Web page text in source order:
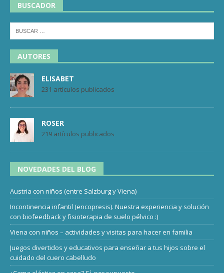
BUSCADOR
AUTORES
ELISABET
231 artículos publicados
ROSER
219 artículos publicados
NOVEDADES DEL BLOG
Austria con niños (entre Salzburg y Viena)
Incontinencia infantil (encopresis). Nuestra experiencia y solución
con biofeedback y fisioterapia de suelo pélvico :)
Viena con niños – actividades y visitas para hacer en familia
Juegos divertidos y educativos para enseñar a tus hijos sobre el
cuidado del cuero cabelludo